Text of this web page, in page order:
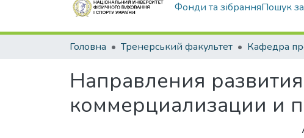
Фонди та зібранняПошук
Головна Тренерський факультет
Направления
коммерциализации и